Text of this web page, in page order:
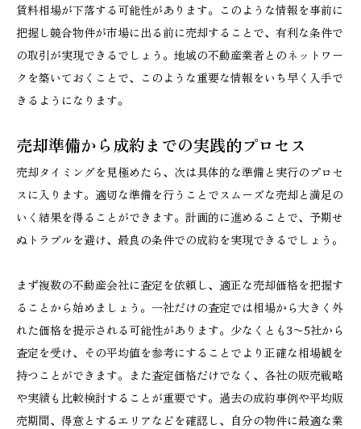
賃料相場が下落する可能性があります。このような情報を事前に
把握し競合物件が市場に出る前に売却することで、有利な条件で
の取引が実現できるでしょう。地域の不動産業者とのネットワー
クを築いておくことで、このような重要な情報をいち早く入手で
きるようになります。
売却準備から成約までの実践的プロセス
売却タイミングを見極めたら、次は具体的な準備と実行のプロセ
スに入ります。適切な準備を行うことでスムーズな売却と満足の
いく結果を得ることができます。計画的に進めることで、予期せ
ぬトラブルを避け、最良の条件での成約を実現できるでしょう。
まず複数の不動産会社に査定を依頼し、適正な売却価格を把握す
ることから始めましょう。一社だけの査定では相場から大きく外
れた価格を提示される可能性があります。少なくとも3〜5社から
査定を受け、その平均値を参考にすることでより正確な相場観を
持つことができます。また査定価格だけでなく、各社の販売戦略
や実績も比較検討することが重要です。過去の成約事例や平均販
売期間、得意とするエリアなどを確認し、自分の物件に最適な業